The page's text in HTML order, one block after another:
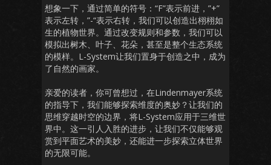
想象一下，通过简单的符号：“F”表示前进，”+”
表示左转，”-“表示右转，我们可以创造出栩栩如
生的植物世界。通过改变规则和参数，我们可以
模拟出树木、叶子、花朵，甚至是整个生态系统
的模样。L-System让我们置身于创造之中，成为
了自然的画家。
亲爱的读者，你可曾想过，在Lindenmayer系统
的指导下，我们能够探索维度的奥妙？让我们的
思维穿越时空的边界，将L-System应用于三维世
界中。这一引人入胜的进步，让我们不仅能够观
赏到平面艺术的美妙，还能进一步探索立体世界
的无限可能。